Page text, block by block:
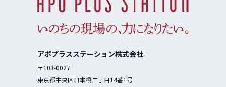
アポプラスステーション株式会社
〒103-0027
東京都中央区日本橋二丁目14番1号